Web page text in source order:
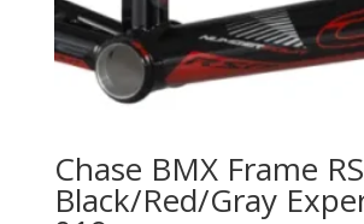
Chase BMX Frame
Black/Red/Gray